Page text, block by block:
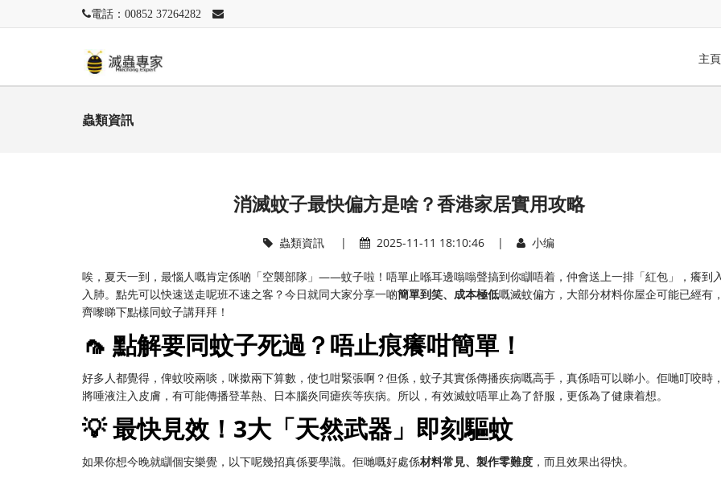
電話：00852 37264282
主頁
蟲類資訊
消滅蚊子最快偏方是啥？香港家居實用攻略
蟲類資訊 | 2025-11-11 18:10:46 | 小编
唉，夏天一到，最惱人嘅肯定係啲「空襲部隊」——蚊子啦！唔單止喺耳邊嗡嗡聲搞到你瞓唔着，仲會送上一排「紅包」，癢到
入肺。點先可以快速送走呢班不速之客？今日就同大家分享一啲簡單到笑、成本極低嘅滅蚊偏方，大部分材料你屋企可能已經有
齊嚟睇下點樣同蚊子講拜拜！
🦟 點解要同蚊子死過？唔止痕癢咁簡單！
好多人都覺得，俾蚊咬兩啖，咪撳兩下算數，使乜咁緊張啊？但係，蚊子其實係傳播疾病嘅高手，真係唔可以睇小。佢哋叮咬時
將唾液注入皮膚，有可能傳播登革熱、日本腦炎同瘧疾等疾病。所以，有效滅蚊唔單止為了舒服，更係為了健康着想。
💡 最快見效！3大「天然武器」即刻驅蚊
如果你想今晚就瞓個安樂覺，以下呢幾招真係要學識。佢哋嘅好處係材料常見、製作零難度 ，而且效果出得快。